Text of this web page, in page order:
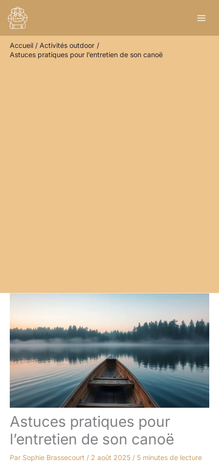
contenu
Accueil
Activités outdoor
Astuces pratiques pour l’entretien de son canoë
Astuces pratiques pour
l’entretien de son canoë
Par Sophie Brassecourt / 2 août 2025 / 5 minutes de lecture
e
h